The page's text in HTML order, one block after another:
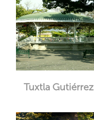
Tuxtla Gutiérrez